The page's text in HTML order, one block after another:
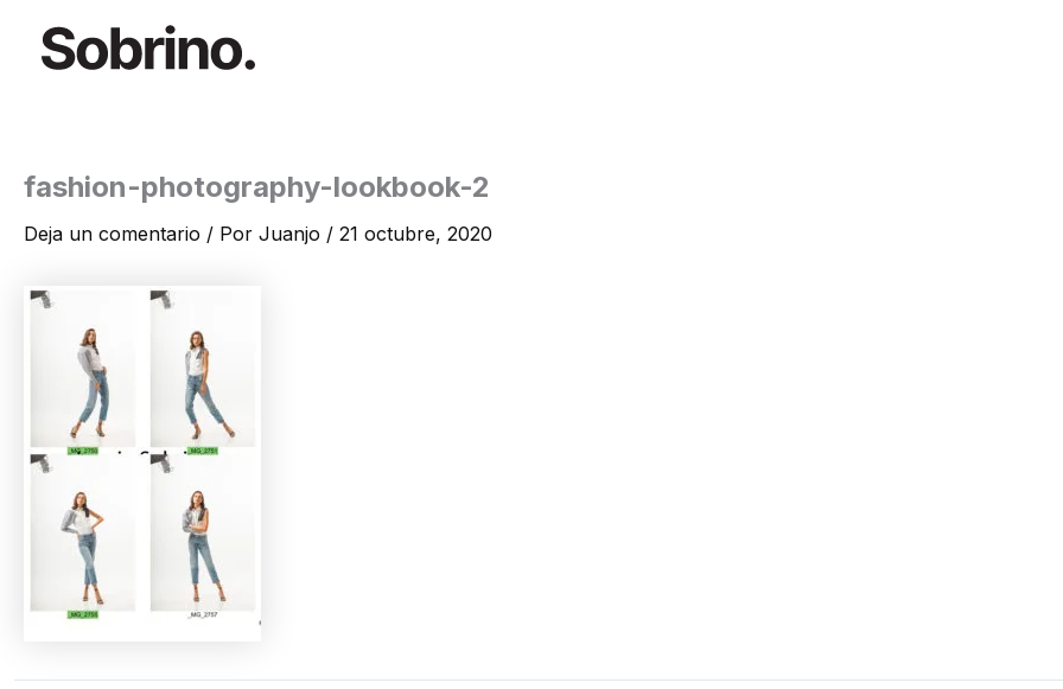
contenido
fashion-photography-lookbook-2
Deja un comentario / Por Juanjo / 21 octubre, 2020